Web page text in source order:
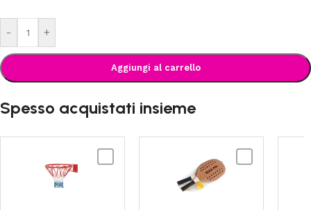
- +
Aggiungi al carrello
Spesso acquistati insieme